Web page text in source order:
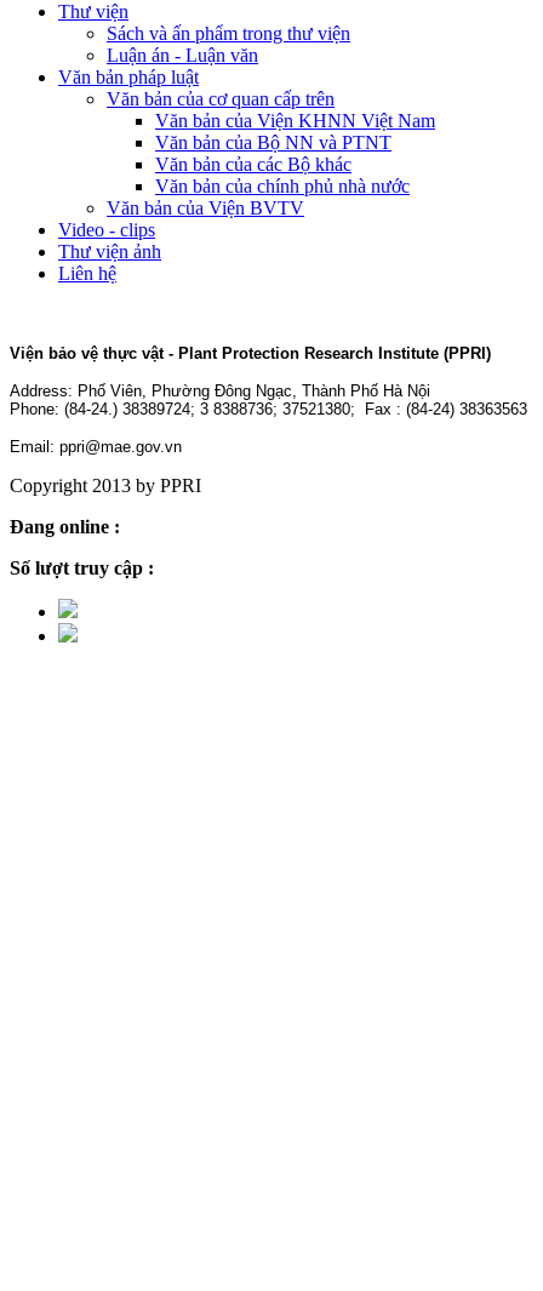
Thư viện
Sách và ấn phẩm trong thư viện
Luận án - Luận văn
Văn bản pháp luật
Văn bản của cơ quan cấp trên
Văn bản của Viện KHNN Việt Nam
Văn bản của Bộ NN và PTNT
Văn bản của các Bộ khác
Văn bản của chính phủ nhà nước
Văn bản của Viện BVTV
Video - clips
Thư viện ảnh
Liên hệ
Viện bảo vệ thực vật - Plant Protection Research Institute (PPRI)
Address: Phố Viên, Phường Đông Ngạc, Thành Phố Hà Nội
Phone: (84-24.) 38389724; 3 8388736; 37521380; Fax : (84-24) 38363563
Email: ppri@mae.gov.vn
Copyright 2013 by PPRI
Đang online :
Số lượt truy cập :